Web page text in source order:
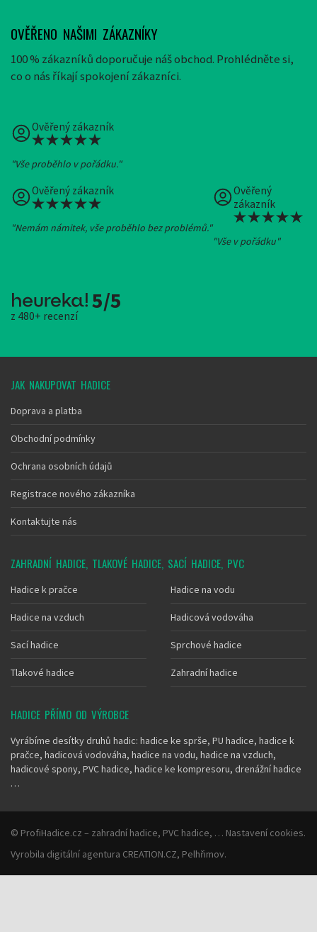
OVĚŘENO NAŠIMI ZÁKAZNÍKY
100 % zákazníků doporučuje náš obchod. Prohlédněte si,
co o nás říkají spokojení zákazníci.
Ověřený zákazník
"Vše proběhlo v pořádku."
Ověřený zákazník
"Nemám námitek, vše proběhlo bez problémů."
Ověřený
zákazník
"Vše v pořádku"
5/5
z 480+ recenzí
JAK NAKUPOVAT HADICE
Doprava a platba
Obchodní podmínky
Ochrana osobních údajů
Registrace nového zákazníka
Kontaktujte nás
ZAHRADNÍ HADICE, TLAKOVÉ HADICE, SACÍ HADICE, PVC
Hadice k pračce Hadice na vodu
Hadice na vzduch Hadicová vodováha
Sací hadice Sprchové hadice
Tlakové hadice Zahradní hadice
HADICE PŘÍMO OD VÝROBCE
Vyrábíme desítky druhů hadic: hadice ke sprše, PU hadice, hadice k
pračce, hadicová vodováha, hadice na vodu, hadice na vzduch,
hadicové spony, PVC hadice, hadice ke kompresoru, drenážní hadice
…
© ProfiHadice.cz – zahradní hadice, PVC hadice, … Nastavení cookies.
Vyrobila digitální agentura CREATION.CZ, Pelhřimov.